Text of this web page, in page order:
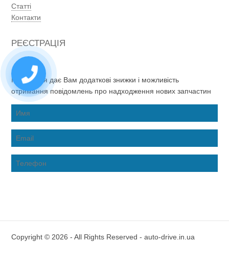
Статті
Контакти
РЕЄСТРАЦІЯ
Реєстрація дає Вам додаткові знижки і можливість
отримання повідомлень про надходження нових запчастин
Copyright © 2026 - All Rights Reserved - auto-drive.in.ua